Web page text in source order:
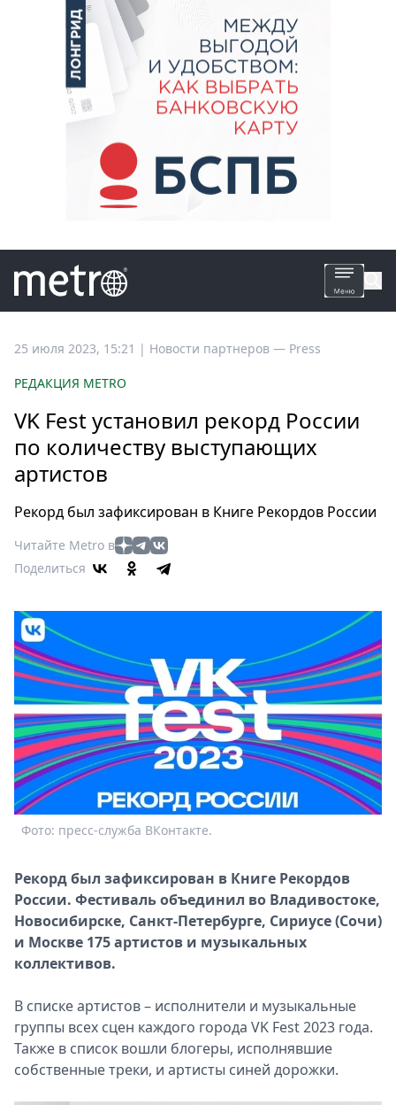
Все
Россия
Мир
Здоровье
Туризм
Мода
Театр
Книги
Выставки
Пресс-
релизы
О
Metro
Стримы
Спецпроекты
Звезды
2026
Скачай
Metro
25 июля 2023, 15:21 | Новости партнеров — Press
РЕДАКЦИЯ METRO
VK Fest установил рекорд России
по количеству выступающих
артистов
Рекорд был зафиксирован в Книге Рекордов России
Читайте Metro в
Поделиться
Фото: пресс-служба ВКонтакте.
Рекорд был зафиксирован в Книге Рекордов
России. Фестиваль объединил во Владивостоке,
Новосибирске, Санкт-Петербурге, Сириусе (Сочи)
и Москве 175 артистов и музыкальных
коллективов.
В списке артистов – исполнители и музыкальные
группы всех сцен каждого города VK Fest 2023 года.
Также в список вошли блогеры, исполнявшие
собственные треки, и артисты синей дорожки.